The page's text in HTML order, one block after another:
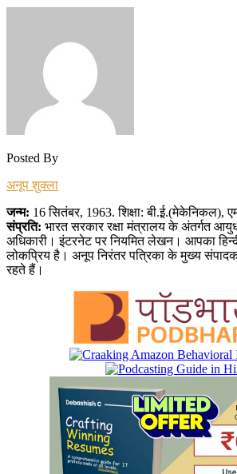
Posted By
अनूप शुक्ला
जन्म: 16 सितंबर, 1963. शिक्षा: बी.ई़.(मेकेनिकल),
संप्रति: भारत सरकार रक्षा मंत्रालय के अंतर्गत आयुध
अधिकारी। इंटरनेट पर नियमित लेखन। आपका
लोकप्रिय है। अनूप निरंतर पत्रिका के मुख्य
रहते हैं।